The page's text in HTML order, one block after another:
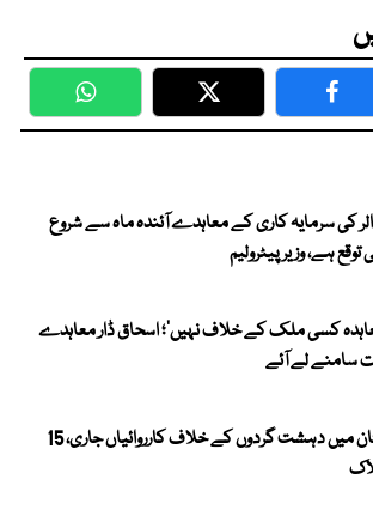
WhatsApp Twitter
کی سرمایہ کاری کے معاہدے آئندہ ماہ سے شروع
ہے، وزیر پیٹرولیم
کسی ملک کے خلاف نہیں’؛ اسحاق ڈار معاہدے
سامنے لے آئے
بلوچستان میں دہشت گردوں کے خلاف کارروائیاں جاری، 15